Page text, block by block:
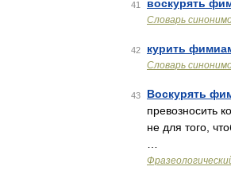
41 воскурять
Словарь
42 курить
Словарь
43 Воскурять
превозносить
не для того,